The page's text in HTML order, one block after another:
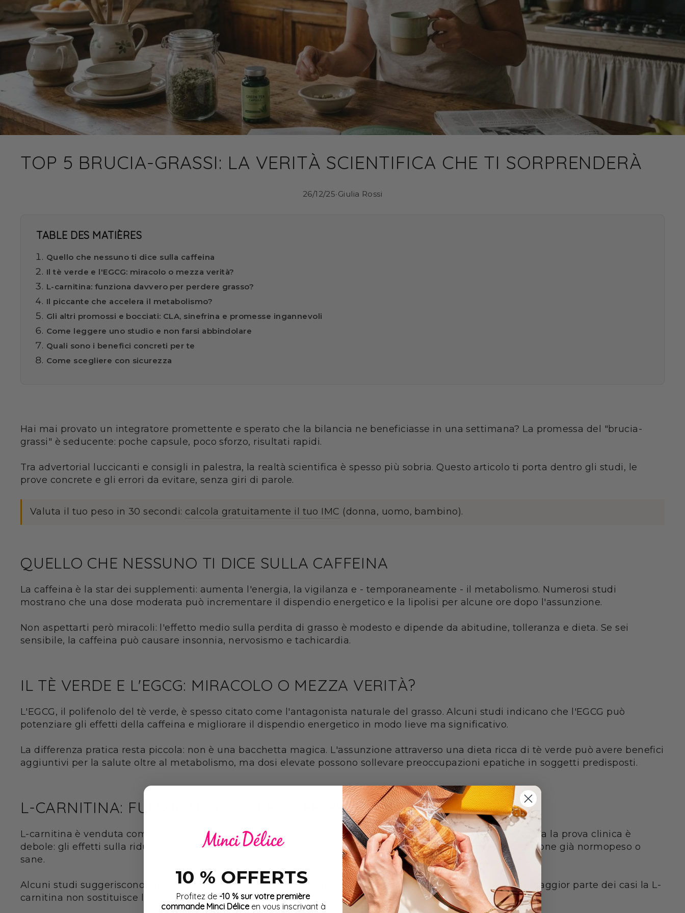
TOP 5 BRUCIA-GRASSI: LA VERITÀ SCIENTIFICA CHE TI SORPRENDERÀ
26/12/25•Giulia Rossi
TABLE DES MATIÈRES
Quello che nessuno ti dice sulla caffeina
Il tè verde e l'EGCG: miracolo o mezza verità?
L-carnitina: funziona davvero per perdere grasso?
Il piccante che accelera il metabolismo?
Gli altri promossi e bocciati: CLA, sinefrina e promesse ingannevoli
Come leggere uno studio e non farsi abbindolare
Quali sono i benefici concreti per te
Come scegliere con sicurezza
Hai mai provato un integratore promettente e sperato che la bilancia ne beneficiasse in una settimana? La promessa del "brucia-
grassi" è seducente: poche capsule, poco sforzo, risultati rapidi.
Tra advertorial luccicanti e consigli in palestra, la realtà scientifica è spesso più sobria. Questo articolo ti porta dentro gli studi, le
prove concrete e gli errori da evitare, senza giri di parole.
Valuta il tuo peso in 30 secondi: calcola gratuitamente il tuo IMC (donna, uomo, bambino).
QUELLO CHE NESSUNO TI DICE SULLA CAFFEINA
La caffeina è la star dei supplementi: aumenta l'energia, la vigilanza e - temporaneamente - il metabolismo. Numerosi studi
mostrano che una dose moderata può incrementare il dispendio energetico e la lipolisi per alcune ore dopo l'assunzione.
Non aspettarti però miracoli: l'effetto medio sulla perdita di grasso è modesto e dipende da abitudine, tolleranza e dieta. Se sei
sensibile, la caffeina può causare insonnia, nervosismo e tachicardia.
IL TÈ VERDE E L'EGCG: MIRACOLO O MEZZA VERITÀ?
L'EGCG, il polifenolo del tè verde, è spesso citato come l'antagonista naturale del grasso. Alcuni studi indicano che l'EGCG può
potenziare gli effetti della caffeina e migliorare il dispendio energetico in modo lieve ma significativo.
La differenza pratica resta piccola: non è una bacchetta magica. L'assunzione attraverso una dieta ricca di tè verde può avere benefici
aggiuntivi per la salute oltre al metabolismo, ma dosi elevate possono sollevare preoccupazioni epatiche in soggetti predisposti.
L-CARNITINA: FUNZIONA DAVVERO PER PERDERE GRASSO?
L-carnitina è venduta come acceleratore del trasporto degli acidi grassi nelle cellule. La logica è attraente, ma la prova clinica è
debole: gli effetti sulla riduzione del grasso corporeo sono spesso nulli o molto limitati, specialmente in persone già normopeso o
sane.
Alcuni studi suggeriscono un piccolo beneficio nelle persone anziane o in condizioni di carenza, ma nella maggior parte dei casi la L-
carnitina non sostituisce l'esercizio fisico e una dieta adeguata.
10 % OFFERTS
Profitez de -10 % sur votre première
commande Minci Déliceen vous inscrivant à